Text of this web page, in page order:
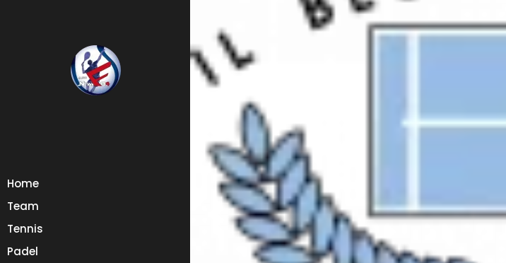
Home
Team
Tennis
Padel